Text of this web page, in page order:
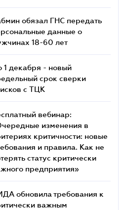
обязал ГНС передать
данные о
18-60 лет
1 декабря - новый
срок сверки
c ТЦК
вебинар:
изменения в
критичности: новые
и правила. Как не
статус критически
предприятия»
обновила требования к
важным